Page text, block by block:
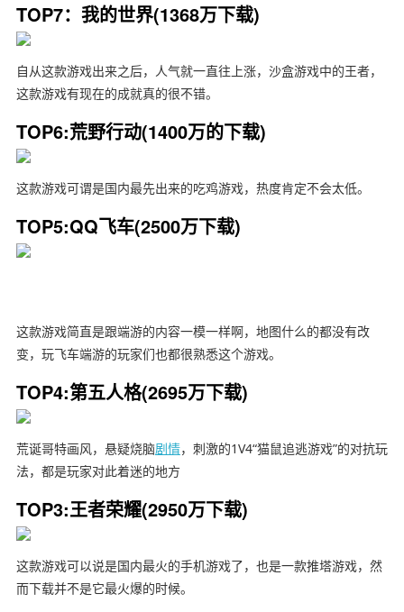
TOP7：我的世界(1368万下载)
自从这款游戏出来之后，人气就一直往上涨，沙盒游戏中的王者，
这款游戏有现在的成就真的很不错。
TOP6:荒野行动(1400万的下载)
这款游戏可谓是国内最先出来的吃鸡游戏，热度肯定不会太低。
TOP5:QQ飞车(2500万下载)
这款游戏简直是跟端游的内容一模一样啊，地图什么的都没有改
变，玩飞车端游的玩家们也都很熟悉这个游戏。
TOP4:第五人格(2695万下载)
荒诞哥特画风，悬疑烧脑剧情，刺激的1V4“猫鼠追逃游戏”的对抗玩
法，都是玩家对此着迷的地方
TOP3:王者荣耀(2950万下载)
这款游戏可以说是国内最火的手机游戏了，也是一款推塔游戏，然
而下载并不是它最火爆的时候。